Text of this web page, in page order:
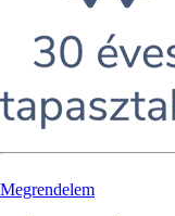
Megrendelem